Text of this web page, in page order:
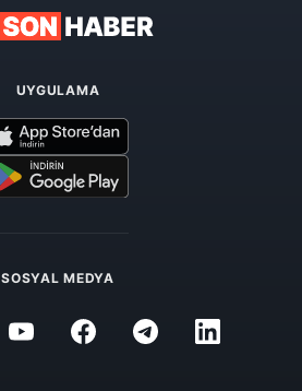
UYGULAMA
SOSYAL MEDYA